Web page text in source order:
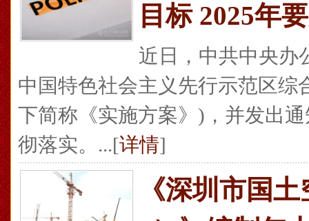
目标 2025年
近日，中共中央办
中国特色社会主义先行示范区综
下简称《实施方案》)，并发出
彻落实。...[详情]
《深圳市国